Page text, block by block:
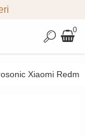
0
Xiaomi Redmi